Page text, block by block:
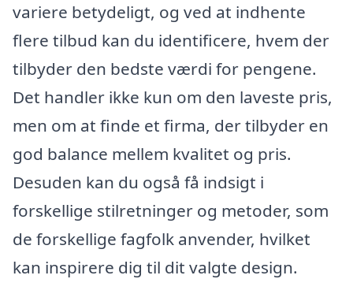
variere betydeligt, og ved at indhente
flere tilbud kan du identificere, hvem der
tilbyder den bedste værdi for pengene.
Det handler ikke kun om den laveste pris,
men om at finde et firma, der tilbyder en
god balance mellem kvalitet og pris.
Desuden kan du også få indsigt i
forskellige stilretninger og metoder, som
de forskellige fagfolk anvender, hvilket
kan inspirere dig til dit valgte design.